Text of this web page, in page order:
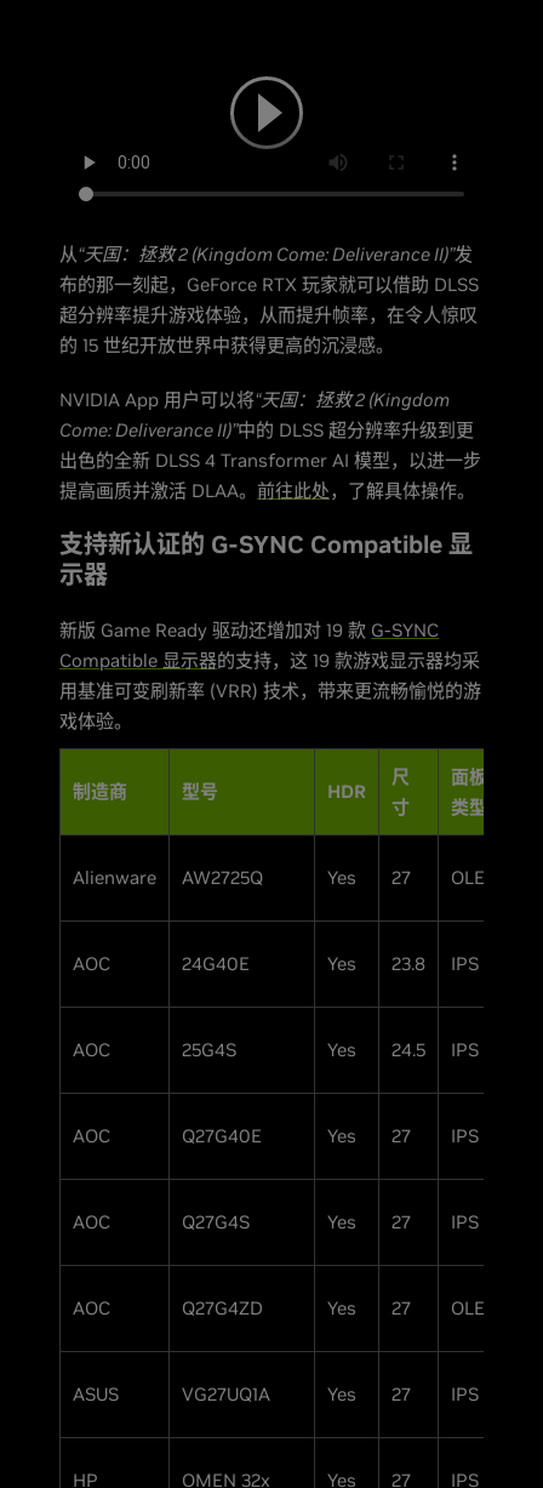
从“天国：拯救 2 (Kingdom Come: Deliverance II)”发
布的那一刻起，GeForce RTX 玩家就可以借助 DLSS
超分辨率提升游戏体验，从而提升帧率，在令人惊叹
的 15 世纪开放世界中获得更高的沉浸感。
NVIDIA App 用户可以将“天国：拯救 2 (Kingdom
Come: Deliverance II)”中的 DLSS 超分辨率升级到更
出色的全新 DLSS 4 Transformer AI 模型，以进一步
提高画质并激活 DLAA。前往此处，了解具体操作。
支持新认证的 G-SYNC Compatible 显
示器
新版 Game Ready 驱动还增加对 19 款 G-SYNC
Compatible 显示器的支持，这 19 款游戏显示器均采
用基准可变刷新率 (VRR) 技术，带来更流畅愉悦的游
戏体验。
制造商 型号 HDR
尺
寸
面板
类型
Alienware AW2725Q Yes 27 OLED
AOC 24G40E Yes 23.8 IPS
AOC 25G4S Yes 24.5 IPS
AOC Q27G40E Yes 27 IPS
AOC Q27G4S Yes 27 IPS
AOC Q27G4ZD Yes 27 OLED
ASUS VG27UQ1A Yes 27 IPS
HP OMEN 32x Yes 27 IPS